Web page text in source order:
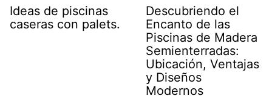
Ideas de piscinas
caseras con palets.
Descubriendo el
Encanto de las
Piscinas de Madera
Semienterradas:
Ubicación, Ventajas
y Diseños
Modernos